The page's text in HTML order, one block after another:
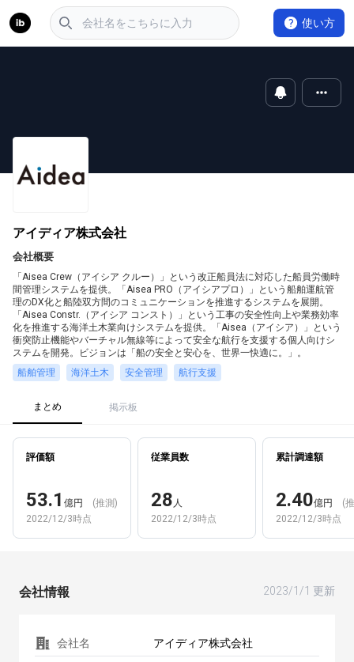
使い方
アイディア株式会社
会社概要
「Aisea Crew（アイシア クルー）」という改正船員法に対応した船員労働時
間管理システムを提供。「Aisea PRO（アイシアプロ）」という船舶運航管
理のDX化と船陸双方間のコミュニケーションを推進するシステムを展開。
「Aisea Constr.（アイシア コンスト）」という工事の安全性向上や業務効率
化を推進する海洋土木業向けシステムを提供。「Aisea（アイシア）」という
衝突防止機能やバーチャル無線等によって安全な航行を支援する個人向けシ
ステムを開発。ビジョンは「船の安全と安心を、世界一快適に。」。
船舶管理
海洋土木 安全管理 航行支援
まとめ 掲示板
評価額
53.1 億円
(推測)
2022/12/3時点
従業員数
28 人
2022/12/3時点
累計調達額
2.40億円
(
2022/12/3時点
会社情報 2023/1/1 更新
会社名 アイディア株式会社